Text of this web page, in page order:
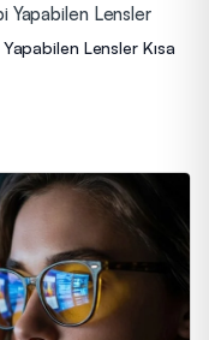
Yapabilen Lensler
Lensler Kısa